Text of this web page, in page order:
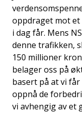
oppdraget mot et
i dag får. Mens
denne trafikken,
150 millioner
belager oss på
basert på at vi får
oppnå de
vi avhengig av et